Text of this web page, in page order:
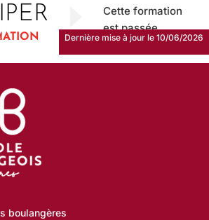
Cette formation
est passée
Dernière mise à jour le 10/06/2026
boulangères